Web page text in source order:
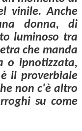
vinile. Anche
donna, di
luminoso tra
che manda
o ipnotizzata,
il proverbiale
non c'è altro
su come